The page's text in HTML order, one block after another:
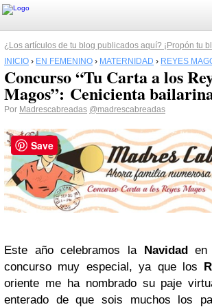
¿Los artículos de tu blog publicados aquí? ¡Propón tu
INICIO › EN FEMENINO › MATERNIDAD › REYES
Concurso “Tu Carta a los
Magos”: Cenicienta
Por Madrescabreadas @madrescabreadas
Este año celebramos la Navidaden
concurso muy especial, ya que los
oriente me ha nombrado su paje
enterado de que sois muchos los
Save